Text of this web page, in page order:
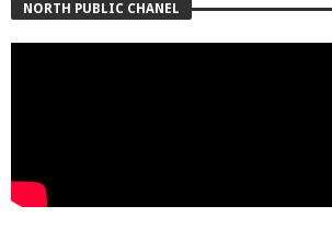
NORTH PUBLIC CHANEL